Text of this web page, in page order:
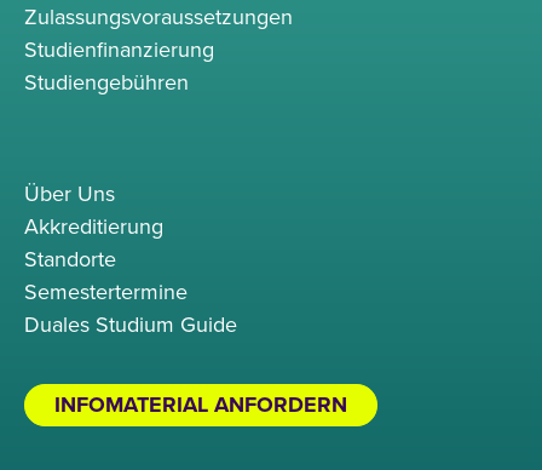
Zulassungsvoraussetzungen
Studienfinanzierung
Studiengebühren
Über Uns
Akkreditierung
Standorte
Semestertermine
Duales Studium Guide
INFOMATERIAL ANFORDERN